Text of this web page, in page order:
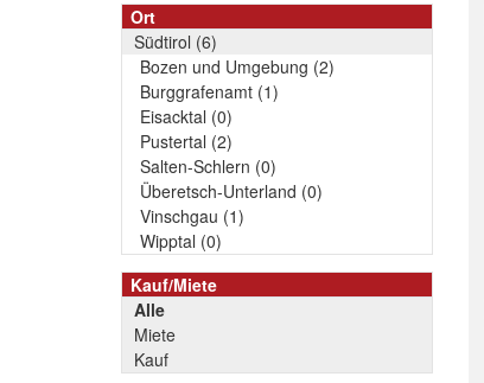
Ort
Südtirol (6)
Bozen und Umgebung (2)
Burggrafenamt (1)
Eisacktal (0)
Pustertal (2)
Salten-Schlern (0)
Überetsch-Unterland (0)
Vinschgau (1)
Wipptal (0)
Kauf/Miete
Alle
Miete
Kauf